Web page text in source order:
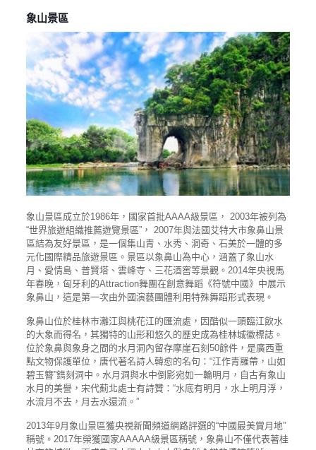
象山景區
象山景區成立於1986年，國家首批AAAA級景區， 2003年被列為
“世界旅遊組織推薦遊覽景區”， 2007年與法國艾特大市象鼻山景
區結為友好景區，是一個集山青、水秀、洞奇、石美於一體的多
元化國際精品旅遊景區。景區以象鼻山為中心，涵蓋了象山水
月、愛情島、普賢塔、雲峰寺、三花酒窖等景觀。2014年央視馬
年春晚，匈牙利的Attraction舞團在創意舞蹈《符號中國》中展示
象鼻山，這是第一次由外國演藝團體利用特殊舞蹈形式表現。
象鼻山位於桂林市灕江與桃花江的匯流處，因酷似一頭臨江飲水
的大象而得名，其獨特的山形和悠久的歷史成為桂林城徽標誌。
位於象鼻與象身之間的水月洞內留存摩崖石刻50餘件，是廣西重
點文物保護單位，唐代著名詩人韓愈的名句：“江作青羅帶，山如
碧玉簪”鐫刻洞中。水月洞與水中倒影宛如一輪明月，自古有象山
水月的美譽，宋代薊北處士有詩贊：“水底有明月，水上明月浮，
水流月不去，月去水還流。”
2013年9月象山景區獲央視新聞頻道網路評選的“中國最美賞月地”
稱號。2017年榮獲國家AAAAA級景區稱號，象鼻山不僅代表著桂